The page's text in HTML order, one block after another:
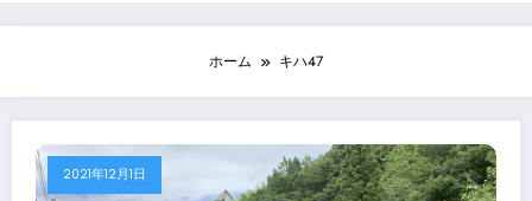
ホーム キハ47
2021年12月1日